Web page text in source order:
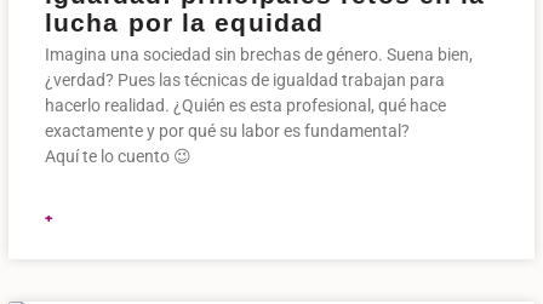
lucha por la equidad
Imagina una sociedad sin brechas de género. Suena bien,
¿verdad? Pues las técnicas de igualdad trabajan para
hacerlo realidad. ¿Quién es esta profesional, qué hace
exactamente y por qué su labor es fundamental?
Aquí te lo cuento 😉
+